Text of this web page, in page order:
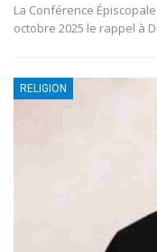
La Conférence
octobre 2025 le rappel à
RELIGION